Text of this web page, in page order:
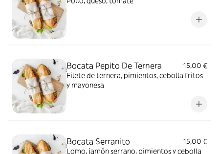
Bocata Pepito De Ternera
15,00 €
Filete de ternera, pimientos, cebolla fritos
y mayonesa
Bocata Serranito
15,00 €
Lomo, jamón serrano, pimientos y cebolla